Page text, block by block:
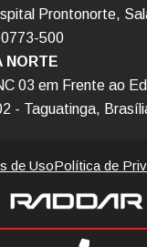
Prontonorte,
500
NORTE
03 em Frente ao
- Taguatinga,
de UsoPolítica de